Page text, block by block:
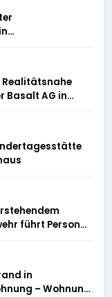
werden
Realitätsnahe
Basalt AG in
führt Person
in
– Wohnung